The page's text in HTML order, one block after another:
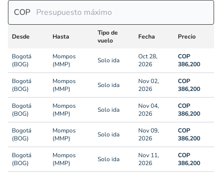
COP
Desde Hasta
Tipo de
vuelo
Fecha Precio
Bogotá
(BOG)
Mompos
(MMP)
Solo ida
Oct 28,
2026
COP
386,200
Bogotá
(BOG)
Mompos
(MMP)
Solo ida
Nov 02,
2026
COP
386,200
Bogotá
(BOG)
Mompos
(MMP)
Solo ida
Nov 04,
2026
COP
386,200
Bogotá
(BOG)
Mompos
(MMP)
Solo ida
Nov 09,
2026
COP
386,200
Bogotá
(BOG)
Mompos
(MMP)
Solo ida
Nov 11,
2026
COP
386,200